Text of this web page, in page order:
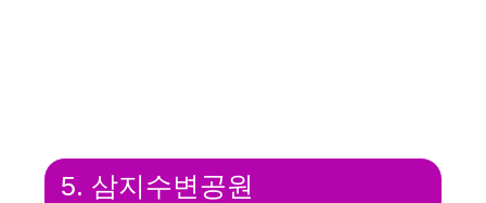
5. 삼지수변공원